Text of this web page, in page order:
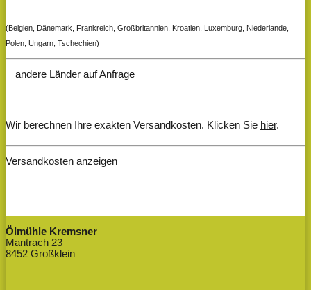
(Belgien, Dänemark, Frankreich, Großbritannien, Kroatien, Luxemburg, Niederlande,
Polen, Ungarn, Tschechien)
andere Länder aufAnfrage
Wir berechnen Ihre exakten Versandkosten. Klicken Sie hier.
Versandkosten anzeigen
Ölmühle Kremsner
Mantrach 23
8452 Großklein